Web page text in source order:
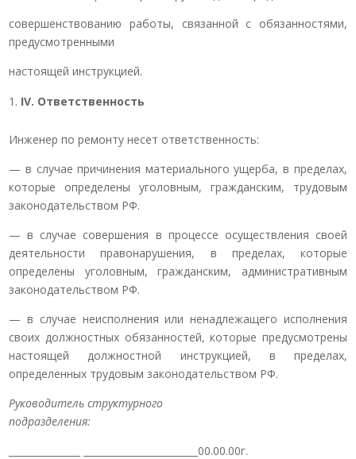
совершенствованию работы, связанной с обязанностями,
предусмотренными
настоящей инструкцией.
IV. Ответственность
Инженер по ремонту несет ответственность:
— в случае причинения материального ущерба, в пределах,
которые определены уголовным, гражданским, трудовым
законодательством РФ.
— в случае совершения в процессе осуществления своей
деятельности правонарушения, в пределах, которые
определены уголовным, гражданским, административным
законодательством РФ.
— в случае неисполнения или ненадлежащего исполнения
своих должностных обязанностей, которые предусмотрены
настоящей должностной инструкцией, в пределах,
определенных трудовым законодательством РФ.
Руководитель структурного
подразделения:
_______________ ________________________00.00.00г.